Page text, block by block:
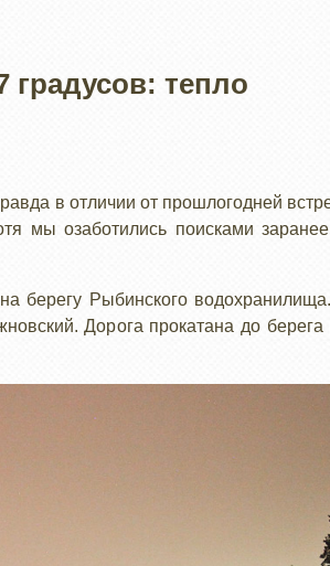
градусов: тепло
в отличии от прошлогодней
мы озаботились поисками
берегу Рыбинского
Дорога прокатана до